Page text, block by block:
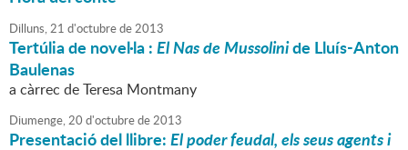
Dilluns,21 d'octubrede2013
Tertúlia de novel·la :El Nas de Mussolinide Lluís-Anton
Baulenas
a càrrec de Teresa Montmany
Diumenge,20 d'octubrede2013
Presentació del llibre:El poder feudal, els seus agents i